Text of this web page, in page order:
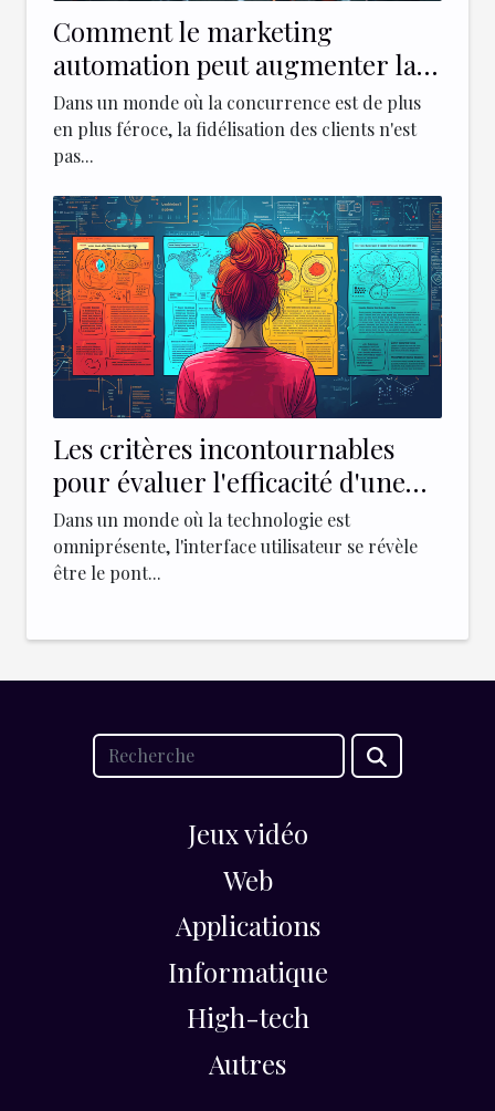
Comment le marketing
automation peut augmenter la
fidélisation des clients
Dans un monde où la concurrence est de plus
en plus féroce, la fidélisation des clients n'est
pas...
Les critères incontournables
pour évaluer l'efficacité d'une
interface utilisateur
Dans un monde où la technologie est
omniprésente, l'interface utilisateur se révèle
être le pont...
Jeux vidéo
Web
Applications
Informatique
High-tech
Autres